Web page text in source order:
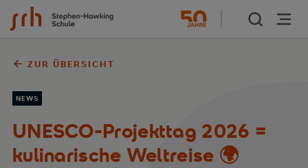
Zum Inhalt springen
ZUR ÜBERSICHT
NEWS
UNESCO-Projekttag 2026 =
kulinarische Weltreise 🌍